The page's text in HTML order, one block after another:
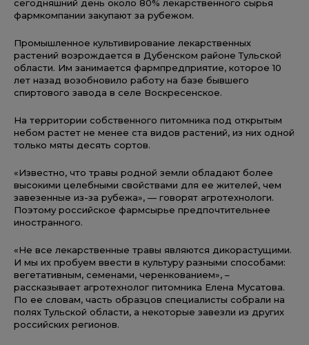
сегодняшний день около 80% лекарственного сырья
фармкомпании закупают за рубежом.
Промышленное культивирование лекарственных
растений возрождается в Дубенском районе Тульской
области. Им занимается фармпредприятие, которое 10
лет назад возобновило работу на базе бывшего
спиртового завода в селе Воскресенское.
На территории собственного питомника под открытым
небом растет не менее ста видов растений, из них одной
только мяты десять сортов.
«Известно, что травы родной земли обладают более
высокими целебными свойствами для ее жителей, чем
завезенные из-за рубежа», — говорят агротехнологи.
Поэтому российское фармсырье предпочтительнее
иностранного.
«Не все лекарственные травы являются дикорастущими.
И мы их пробуем ввести в культуру разными способами:
вегетативным, семенами, черенкованием», –
рассказывает агротехнолог питомника Елена Мусатова.
По ее словам, часть образцов специалисты собрали на
полях Тульской области, а некоторые завезли из других
российских регионов.